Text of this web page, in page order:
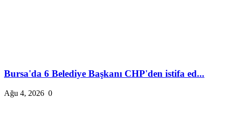
Bursa'da 6 Belediye Başkanı CHP'den istifa ed...
Ağu 4, 2026 0